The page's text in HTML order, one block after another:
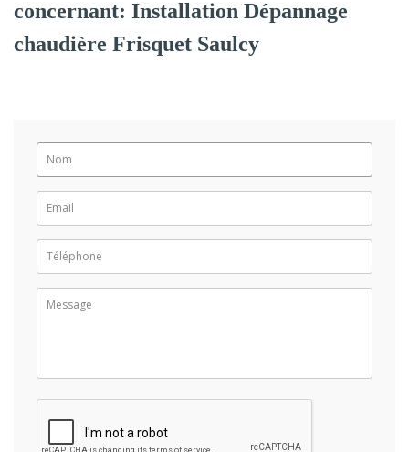
concernant: Installation Dépannage
chaudière Frisquet Saulcy